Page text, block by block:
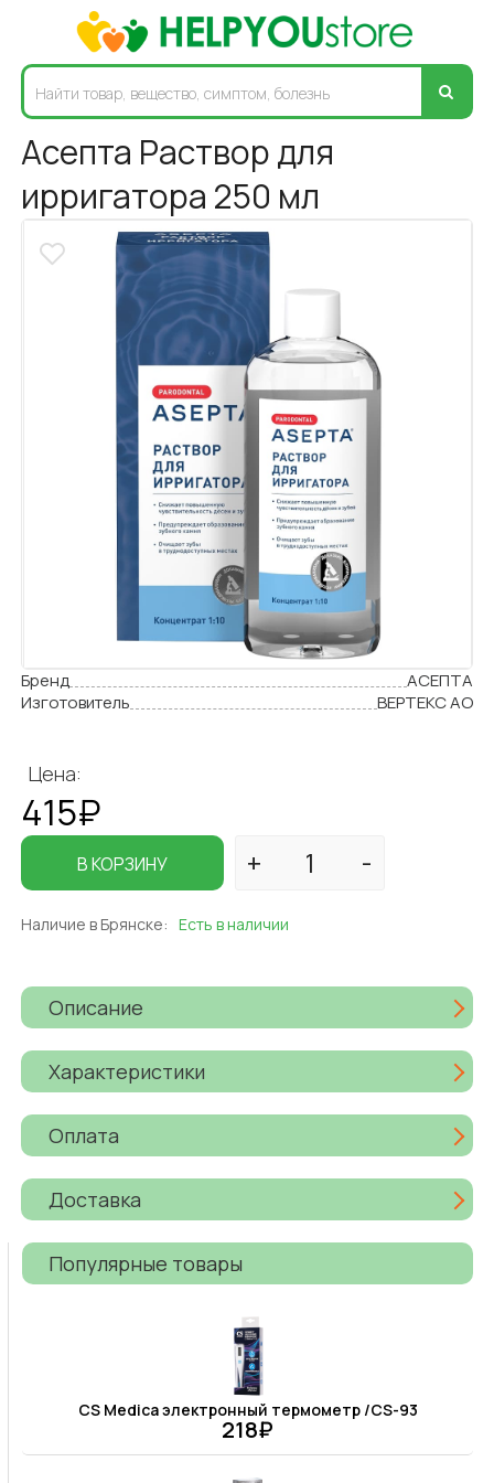
Асепта Раствор для
ирригатора 250 мл
Бренд
АСЕПТА
Изготовитель
ВЕРТЕКС АО
Цена:
415₽
В КОРЗИНУ
Наличие в Брянске: Есть в наличии
Описание
Характеристики
Оплата
Доставка
Популярные товары
CS Medica электронный термометр /CS-93
218₽